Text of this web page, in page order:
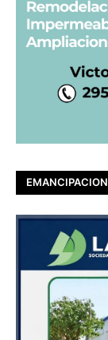
EMANCIPACION